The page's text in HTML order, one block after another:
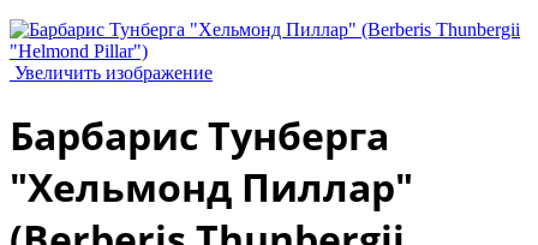
Увеличить изображение
Барбарис Тунберга
"Хельмонд Пиллар"